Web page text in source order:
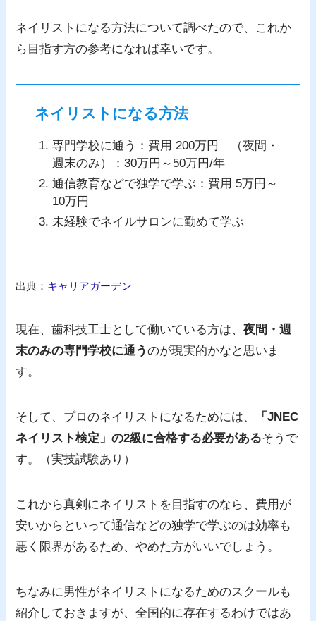
ネイリストになる方法について調べたので、これか
ら目指す方の参考になれば幸いです。
ネイリストになる方法
専門学校に通う：費用 200万円 （夜間・
週末のみ）：30万円～50万円/年
通信教育などで独学で学ぶ：費用 5万円～
10万円
未経験でネイルサロンに勤めて学ぶ
出典： キャリアガーデン
現在、歯科技工士として働いている方は、夜間・週
末のみの専門学校に通うのが現実的かなと思いま
す。
そして、プロのネイリストになるためには、
「JNEC
ネイリスト検定」の2級に合格する必要があるそうで
す。（実技試験あり）
これから真剣にネイリストを目指すのなら、費用が
安いからといって通信などの独学で学ぶのは効率も
悪く限界があるため、やめた方がいいでしょう。
ちなみに男性がネイリストになるためのスクールも
紹介しておきますが、全国的に存在するわけではあ